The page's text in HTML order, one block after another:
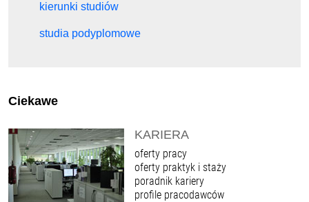
kierunki studiów
studia podyplomowe
Ciekawe
KARIERA
oferty pracy
oferty praktyk i staży
poradnik kariery
profile pracodawców